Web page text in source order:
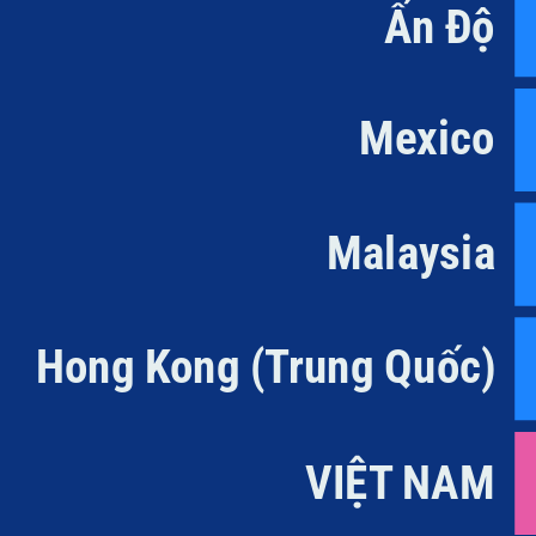
Ấn Độ
Mexico
Malaysia
Hong Kong (Trung Quốc)
VIỆT NAM